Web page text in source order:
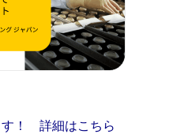
す！ 詳細はこちら